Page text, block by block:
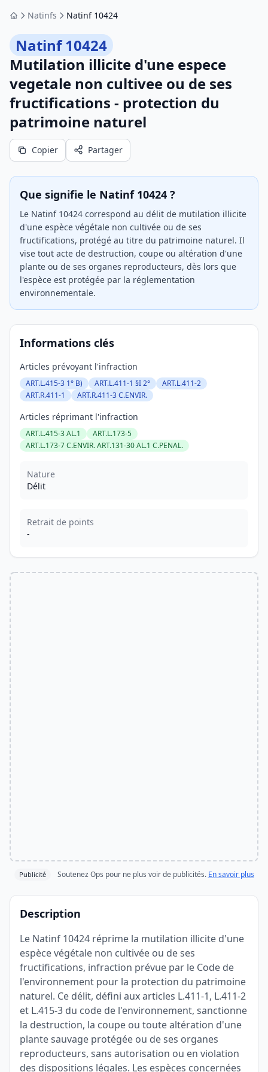
AccueilNatinfs Natinf 10424
Natinf 10424
Mutilation illicite d'une espece
vegetale non cultivee ou de ses
fructifications - protection du
patrimoine naturel
Copier Partager
Que signifie le Natinf 10424 ?
Le Natinf 10424 correspond au délit de mutilation illicite
d'une espèce végétale non cultivée ou de ses
fructifications, protégé au titre du patrimoine naturel. Il
vise tout acte de destruction, coupe ou altération d'une
plante ou de ses organes reproducteurs, dès lors que
l'espèce est protégée par la réglementation
environnementale.
Informations clés
Articles prévoyant l'infraction
ART.L.415-3 1° B) ART.L.411-1 §I 2°
ART.L.411-2
ART.R.411-1
ART.R.411-3 C.ENVIR.
Articles réprimant l'infraction
ART.L.415-3 AL.1
ART.L.173-5
ART.L.173-7 C.ENVIR. ART.131-30 AL.1 C.PENAL.
Nature
Délit
Retrait de points
-
Publicité Soutenez Ops pour ne plus voir de publicités. En savoir plus
Description
Le Natinf 10424 réprime la mutilation illicite d'une
espèce végétale non cultivée ou de ses
fructifications, infraction prévue par le Code de
l'environnement pour la protection du patrimoine
naturel. Ce délit, défini aux articles L.411-1, L.411-2
et L.415-3 du code de l'environnement, sanctionne
la destruction, la coupe ou toute altération d'une
plante sauvage protégée ou de ses organes
reproducteurs, sans autorisation ou en violation
des dispositions légales. Les espèces concernées